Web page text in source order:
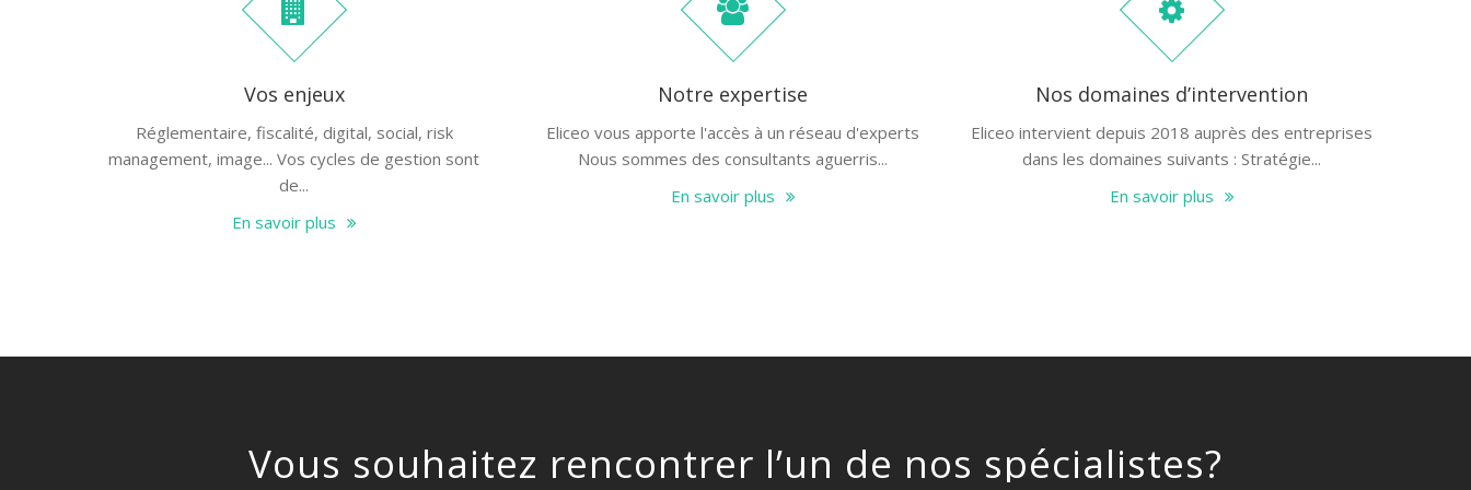
Vos enjeux
Réglementaire, fiscalité, digital, social, risk
management, image... Vos cycles de gestion sont
de...
En savoir plus
Notre expertise
Eliceo vous apporte l'accès à un réseau d'experts
Nous sommes des consultants aguerris...
En savoir plus
Nos domaines d’intervention
Eliceo intervient depuis 2018 auprès des entreprises
dans les domaines suivants : Stratégie...
En savoir plus
Vous souhaitez rencontrer l’un de nos spécialistes?